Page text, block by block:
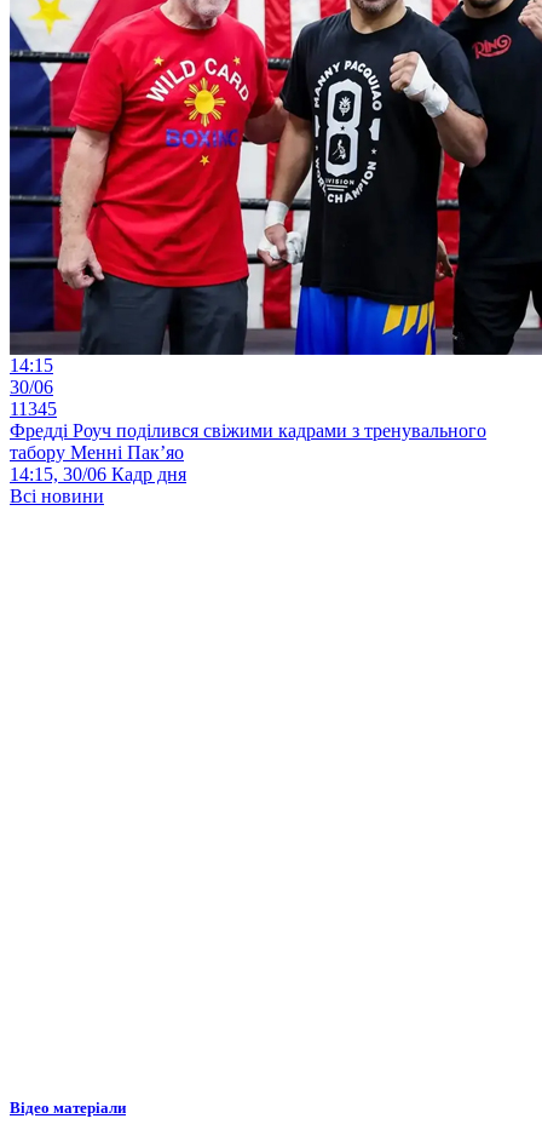
14:15
30/06
11345
Фредді Роуч поділився свіжими кадрами з тренувального
табору Менні Пак’яо
14:15, 30/06 Кадр дня
Всі новини
Відео матеріали